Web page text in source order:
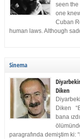
seen the
one
Cuban
human laws. Although
Sinema
Diken
Diken
bana
paragrafında demiştim ki: